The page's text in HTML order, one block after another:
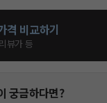
격 비교하기
뷰가 등
궁금하다면?